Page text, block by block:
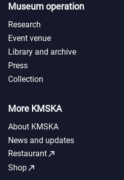
Museum operation
Research
Event venue
Library and archive
Press
Collection
More KMSKA
About KMSKA
News and updates
Restaurantcall_made
Shopcall_made